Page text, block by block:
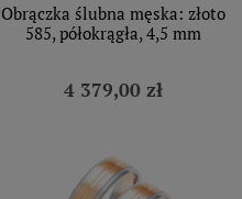
Obrączka ślubna męska: złoto
585, półokrągła, 4,5 mm
4 379,00 zł